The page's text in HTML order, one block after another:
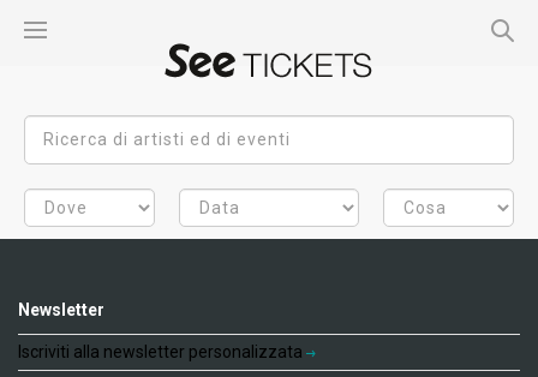
Newsletter
Iscriviti alla newsletter personalizzata